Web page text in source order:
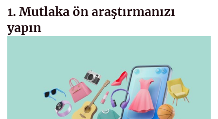
1. Mutlaka ön araştırmanızı
yapın